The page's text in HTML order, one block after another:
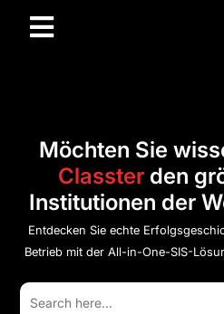
Möchten Sie
Classterden
Institutionen der
Entdecken Sie echte
Betrieb mit der All-in-One-SIS-
Search
for: